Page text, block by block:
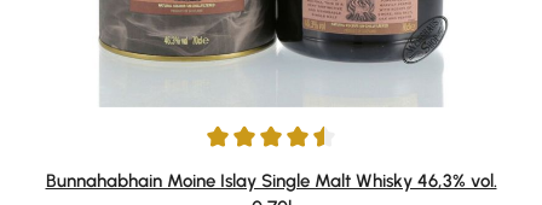
Durchschnittliche Bewertung von 4.56 von 5 Sternen
Bunnahabhain Moine Islay Single Malt Whisky 46,3% vol.